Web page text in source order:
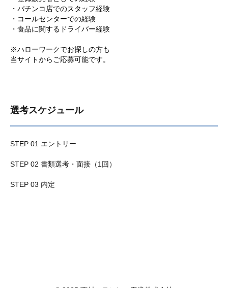
・パチンコ店でのスタッフ経験
・コールセンターでの経験
・食品に関するドライバー経験
※ハローワークでお探しの方も
当サイトからご応募可能です。
選考スケジュール
STEP 01 エントリー
STEP 02 書類選考・面接（1回）
STEP 03 内定